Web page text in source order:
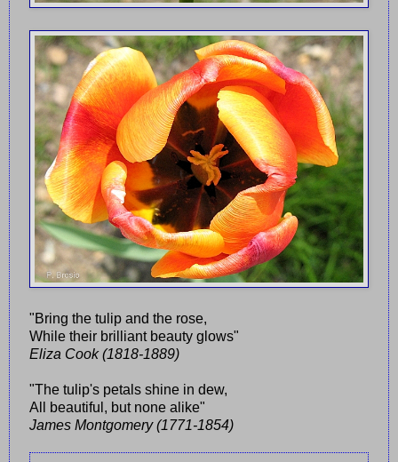
"Bring the tulip and the rose,
While their brilliant beauty glows"
Eliza Cook (1818-1889)
"The tulip's petals shine in dew,
All beautiful, but none alike"
James Montgomery (1771-1854)